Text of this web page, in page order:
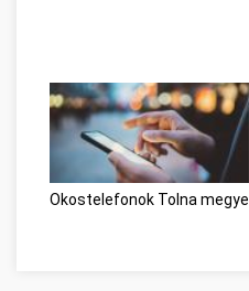
Okostelefonok Tolna megye